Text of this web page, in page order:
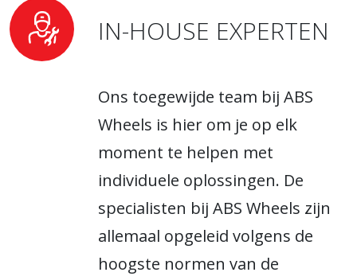
IN-HOUSE EXPERTEN
Ons toegewijde team bij ABS
Wheels is hier om je op elk
moment te helpen met
individuele oplossingen. De
specialisten bij ABS Wheels zijn
allemaal opgeleid volgens de
hoogste normen van de